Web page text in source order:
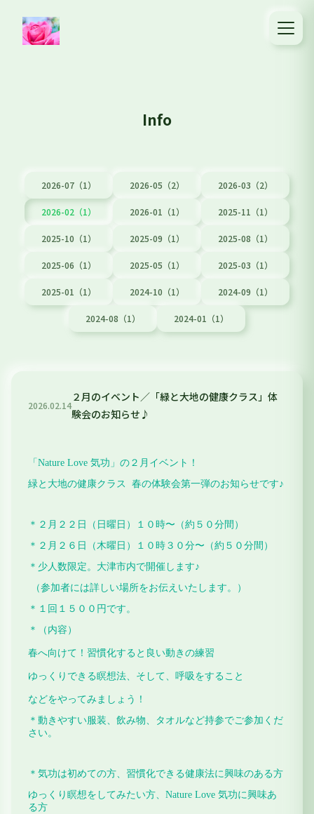
Info
2026-07（1） 2026-05（2） 2026-03（2）
2026-02（1） 2026-01（1） 2025-11（1）
2025-10（1） 2025-09（1） 2025-08（1）
2025-06（1） 2025-05（1） 2025-03（1）
2025-01（1） 2024-10（1） 2024-09（1）
2024-08（1） 2024-01（1）
2026.02.14
２月のイベント／「緑と大地の健康クラス」体
験会のお知らせ♪
「Nature Love 気功」の２月イベント！
緑と大地の健康クラス 春の体験会第一弾のお知らせです♪
＊２月２２日（日曜日）１０時〜（約５０分間）
＊２月２６日（木曜日）１０時３０分〜（約５０分間）
＊少人数限定。大津市内で開催します♪
（参加者には詳しい場所をお伝えいたします。）
＊１回１５００円です。
＊（内容）
春へ向けて！ 習慣化すると良い動きの練習
ゆっくりできる瞑想法、 そして、呼吸をすること
などをやってみましょう！
＊動きやすい服装、飲み物、タオルなど持参でご参加くだ
さい。
＊気功は初めての方、習慣化できる健康法に興味のある方
ゆっくり瞑想をしてみたい方、Nature Love 気功に興味あ
る方